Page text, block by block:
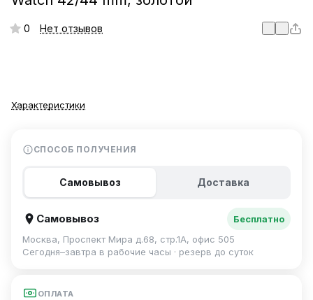
0 Нет отзывов
Характеристики
СПОСОБ ПОЛУЧЕНИЯ
Самовывоз Доставка
Самовывоз
Бесплатно
Москва, Проспект Мира д.68, стр.1А, офис 505
Сегодня–завтра в рабочие часы · резерв до суток
ОПЛАТА